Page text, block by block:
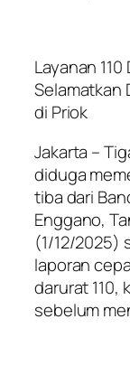
Layanan
Selamatkan
di Priok
Jakarta –
diduga
tiba dari
Enggano,
(1/12/2025)
laporan
darurat 110,
sebelum